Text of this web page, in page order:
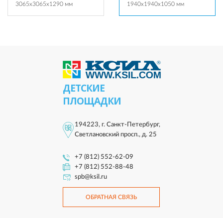
3065x3065x1290 мм
1940x1940x1050 мм
ДЕТСКИЕ
ПЛОЩАДКИ
194223, г. Санкт-Петербург,
Светлановский просп., д. 25
+7 (812) 552-62-09
+7 (812) 552-88-48
spb@ksil.ru
ОБРАТНАЯ СВЯЗЬ